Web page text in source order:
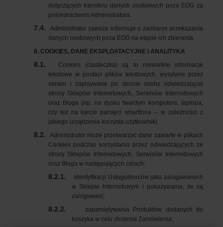
dotyczących transferu danych osobowych poza EOG za
pośrednictwem Administratora.
7.4.
Administrator zawsze informuje o zamiarze przekazania
danych osobowych poza EOG na etapie ich zbierania.
8. COOKIES, DANE EKSPLOATACYJNE I ANALITYKA
8.1.
Cookies (ciasteczka) są to niewielkie informacje
tekstowe w postaci plików tekstowych, wysyłane przez
serwer i zapisywane po stronie osoby odwiedzającej
strony Sklepów Internetowych, Serwisów Internetowych
oraz Bloga (np. na dysku twardym komputera, laptopa,
czy też na karcie pamięci smartfona – w zależności z
jakiego urządzenia korzysta użytkownik).
8.2.
Administrator może przetwarzać dane zawarte w plikach
Cookies podczas korzystania przez odwiedzających ze
strony Sklepów Internetowych, Serwisów Internetowych
oraz Bloga w następujących celach:
8.2.1.
identyfikacji Usługobiorców jako zalogowanych
w Sklepie Internetowym i pokazywania, że są
zalogowani;
8.2.2.
zapamiętywania Produktów dodanych do
koszyka w celu złożenia Zamówienia;